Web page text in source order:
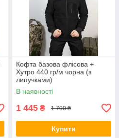
Кофта базова флісова +
Хутро 440 гр/м чорна (з
липучками)
В наявності
1 445 ₴ 1 700 ₴
Купити